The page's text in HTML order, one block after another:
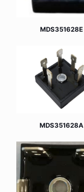
MDS351628E
MDS351628A